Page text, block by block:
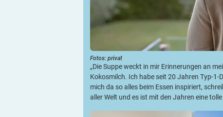
Fotos: privat
„Die Suppe weckt in mir Erinnerungen an
Kokosmilch. Ich habe seit 20 Jahren Typ-
mich da so alles beim Essen inspiriert,
aller Welt und es ist mit den Jahren eine